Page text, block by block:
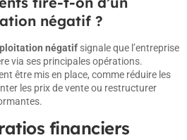
négatif ?
négatif signale que l’entreprise
via ses principales opérations.
être mis en place, comme réduire les
les prix de vente ou restructurer
financiers